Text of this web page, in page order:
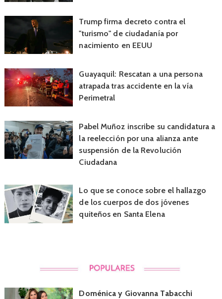
Trump firma decreto contra el
"turismo" de ciudadanía por
nacimiento en EEUU
Guayaquil: Rescatan a una persona
atrapada tras accidente en la vía
Perimetral
Pabel Muñoz inscribe su candidatura a
la reelección por una alianza ante
suspensión de la Revolución
Ciudadana
Lo que se conoce sobre el hallazgo
de los cuerpos de dos jóvenes
quiteños en Santa Elena
Doménica y Giovanna Tabacchi